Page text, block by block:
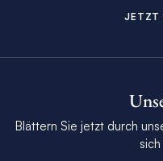
JETZT
Blättern Sie jetzt durch